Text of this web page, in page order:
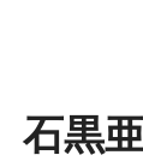
石黒